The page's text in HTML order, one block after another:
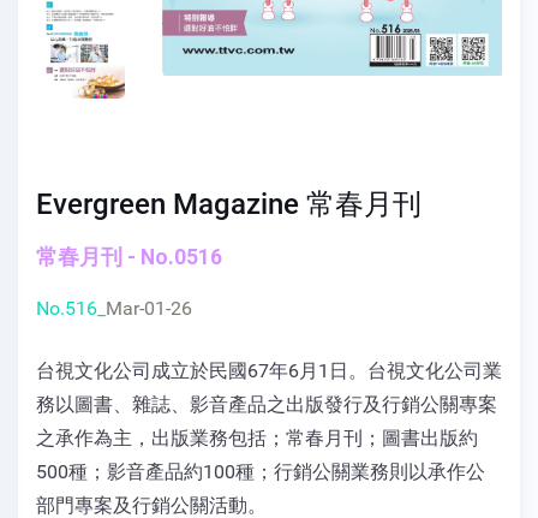
Evergreen Magazine 常春月刊
常春月刊 - No.0516
No.516_ Mar-01-26
台視文化公司成立於民國67年6月1日。台視文化公司業
務以圖書、雜誌、影音產品之出版發行及行銷公關專案
之承作為主，出版業務包括；常春月刊；圖書出版約
500種；影音產品約100種；行銷公關業務則以承作公
部門專案及行銷公關活動。